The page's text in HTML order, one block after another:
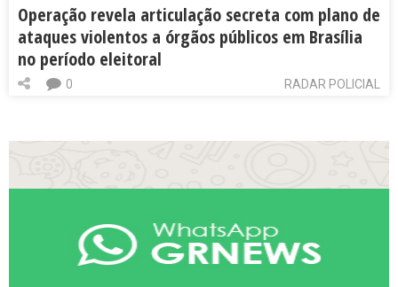
Operação revela articulação secreta com plano de
ataques violentos a órgãos públicos em Brasília
no período eleitoral
RADAR POLICIAL
0